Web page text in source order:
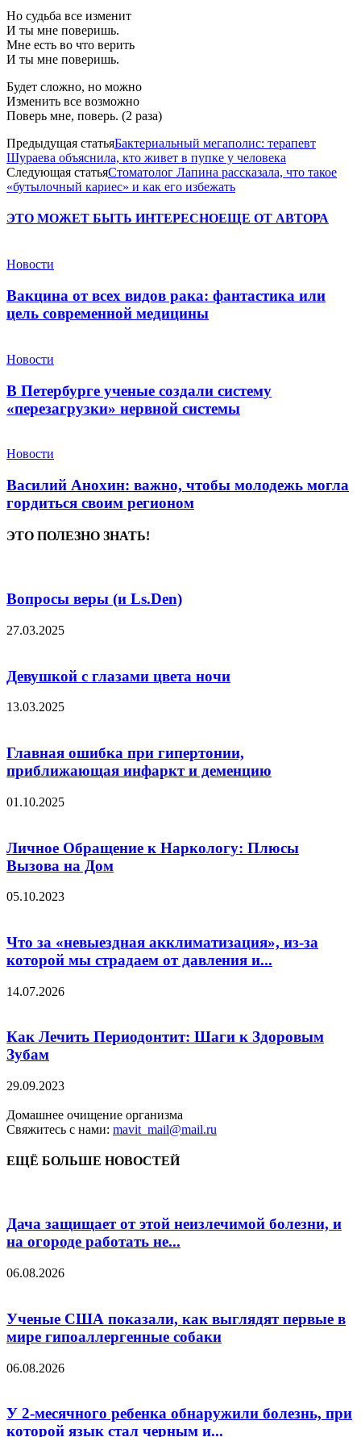
Но судьба все изменит
И ты мне поверишь.
Мне есть во что верить
И ты мне поверишь.
Будет сложно, но можно
Изменить все возможно
Поверь мне, поверь. (2 раза)
Предыдущая статьяБактериальный мегаполис: терапевт
Шураева объяснила, кто живет в пупке у человека
Следующая статьяСтоматолог Лапина рассказала, что такое
«бутылочный кариес» и как его избежать
ЭТО МОЖЕТ БЫТЬ ИНТЕРЕСНОЕЩЕ ОТ АВТОРА
Новости
Вакцина от всех видов рака: фантастика или
цель современной медицины
Новости
В Петербурге ученые создали систему
«перезагрузки» нервной системы
Новости
Василий Анохин: важно, чтобы молодежь могла
гордиться своим регионом
ЭТО ПОЛЕЗНО ЗНАТЬ!
Вопросы веры (и Ls.Den)
27.03.2025
Девушкой с глазами цвета ночи
13.03.2025
Главная ошибка при гипертонии,
приближающая инфаркт и деменцию
01.10.2025
Личное Обращение к Наркологу: Плюсы
Вызова на Дом
05.10.2023
Что за «невыездная акклиматизация», из-за
которой мы страдаем от давления и...
14.07.2026
Как Лечить Периодонтит: Шаги к Здоровым
Зубам
29.09.2023
Домашнее очищение организма
Свяжитесь с нами: mavit_mail@mail.ru
ЕЩЁ БОЛЬШЕ НОВОСТЕЙ
Дача защищает от этой неизлечимой болезни, и
на огороде работать не...
06.08.2026
Ученые США показали, как выглядят первые в
мире гипоаллергенные собаки
06.08.2026
У 2-месячного ребенка обнаружили болезнь, при
которой язык стал черным и...